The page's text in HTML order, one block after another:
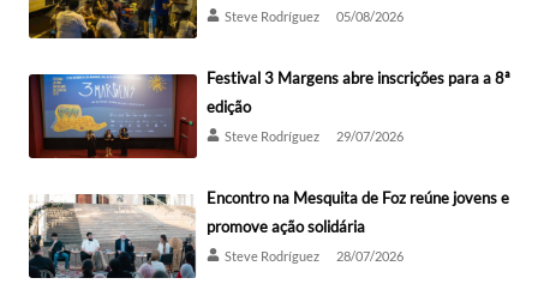
Steve Rodríguez 05/08/2026
Festival 3 Margens abre inscrições para a 8ª
edição
Steve Rodríguez 29/07/2026
Encontro na Mesquita de Foz reúne jovens e
promove ação solidária
Steve Rodríguez 28/07/2026